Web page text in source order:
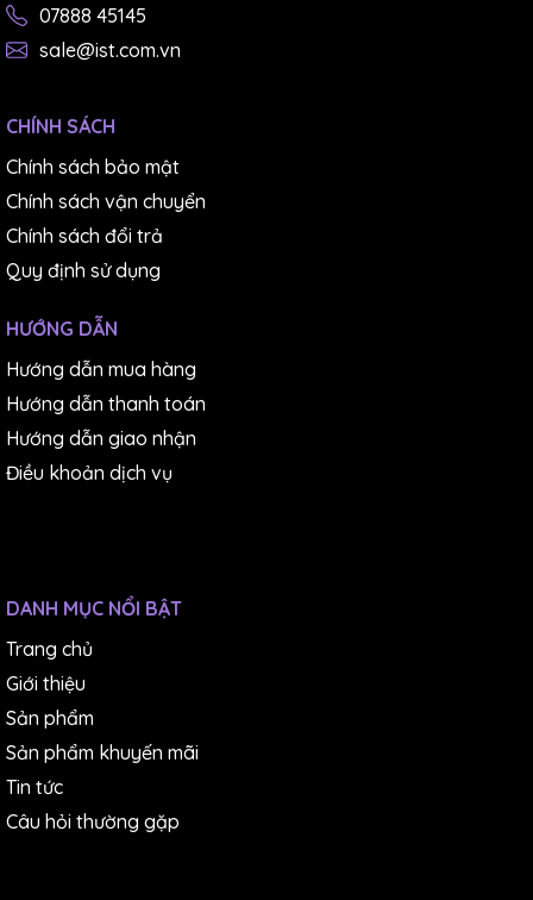
07888 45145
sale@ist.com.vn
CHÍNH SÁCH
Chính sách bảo mật
Chính sách vận chuyển
Chính sách đổi trả
Quy định sử dụng
HƯỚNG DẪN
Hướng dẫn mua hàng
Hướng dẫn thanh toán
Hướng dẫn giao nhận
Điều khoản dịch vụ
DANH MỤC NỔI BẬT
Trang chủ
Giới thiệu
Sản phẩm
Sản phẩm khuyến mãi
Tin tức
Câu hỏi thường gặp